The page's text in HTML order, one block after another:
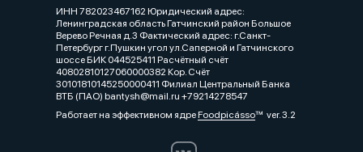
ИНН 782023467162 Юридический адрес:
Ленинградская область Гатчинский район Большое
Верево Речная д.3 Фактический адрес: г.Санкт-
Петербург г.Пушкин угол ул.Саперной и Гатчинского
шоссе БИК 044525411 Расчётный счёт
40802810127060000382 Кор. Счёт
30101810145250000411 Филиал Центральный Банка
ВТБ (ПАО) bantysh@mail.ru +79214278547
Работает на эффективном ядреFoodpicássover. 3.2